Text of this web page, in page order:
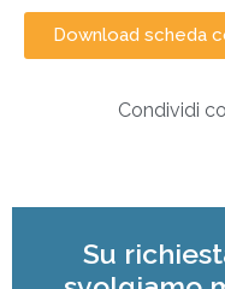
Download scheda
Condividi
Su